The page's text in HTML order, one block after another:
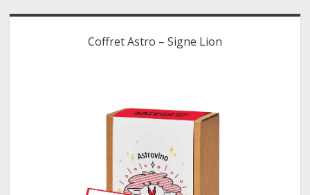
Coffret Astro – Signe Lion